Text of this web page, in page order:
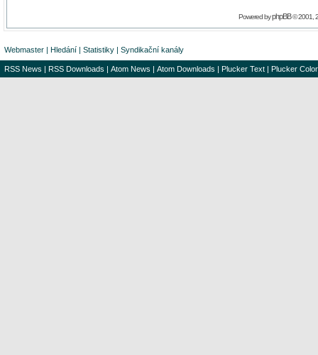
Powered byphpBB© 2001,
Webmaster | Hledání | Statistiky | Syndikační kanály
RSS News | RSS Downloads | Atom News | Atom Downloads | Plucker Text | Plucker Color